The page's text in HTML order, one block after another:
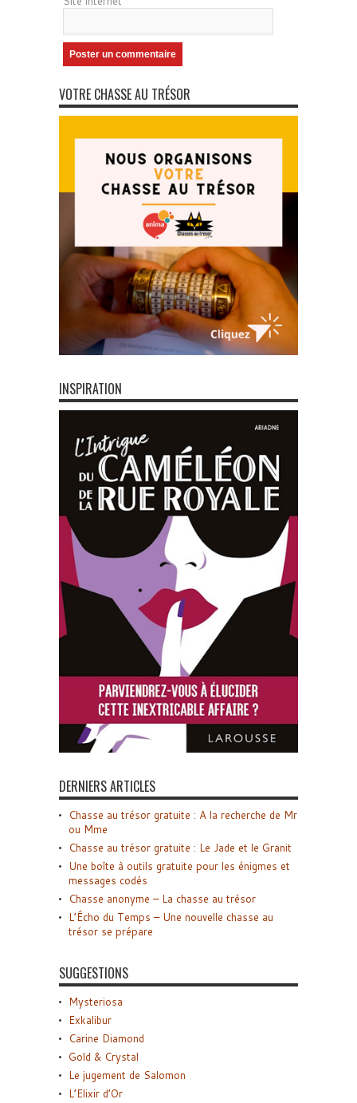
VOTRE CHASSE AU TRÉSOR
INSPIRATION
DERNIERS ARTICLES
Chasse au trésor gratuite : A la recherche de Mr
ou Mme
Chasse au trésor gratuite : Le Jade et le Granit
Une boîte à outils gratuite pour les énigmes et
messages codés
Chasse anonyme – La chasse au trésor
L’Écho du Temps – Une nouvelle chasse au
trésor se prépare
SUGGESTIONS
Mysteriosa
Exkalibur
Carine Diamond
Gold & Crystal
Le jugement de Salomon
L’Elixir d’Or